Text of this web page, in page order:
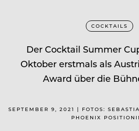
COCKTAILS
Der Cocktail Summer
Oktober erstmals als
Award über die
SEPTEMBER 9, 2021 | FOTOS:
PHOENIX